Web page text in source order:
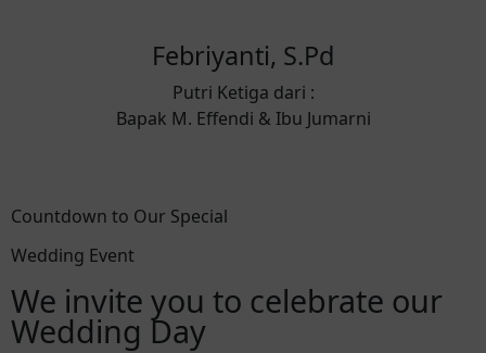
Febriyanti, S.Pd
Putri Ketiga dari :
Bapak M. Effendi & Ibu Jumarni
Countdown to Our Special
Wedding Event
We invite you to celebrate our
Wedding Day